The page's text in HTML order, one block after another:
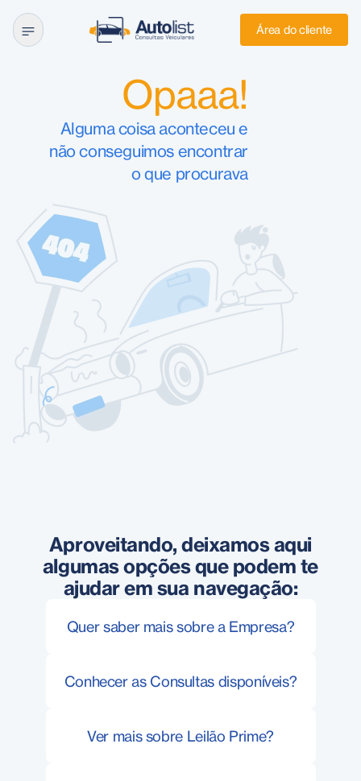
Área do cliente
Opaaa!
Alguma coisa aconteceu e
não conseguimos encontrar
o que procurava
Aproveitando, deixamos aqui
algumas opções que podem te
ajudar em sua navegação:
Quer saber mais sobre a Empresa?
Conhecer as Consultas disponíveis?
Ver mais sobre Leilão Prime?